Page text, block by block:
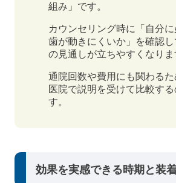
組み」です。
カウンセリング時に「自分
歯が動きにくいか」を確認
の見通しが立ちやすくなりま
通院回数や費用にも関わる
医院で説明を受けて比較す
す。
効果を実感できる時期と装